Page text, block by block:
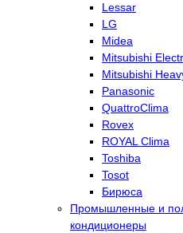
Lessar
LG
Midea
Mitsubishi
Mitsubishi
Panasonic
QuattroClima
Rovex
ROYAL Clima
Toshiba
Tosot
Бирюса
Промышленные и
кондиционеры